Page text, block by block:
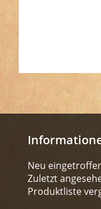
Neu
Zuletzt
Produktliste